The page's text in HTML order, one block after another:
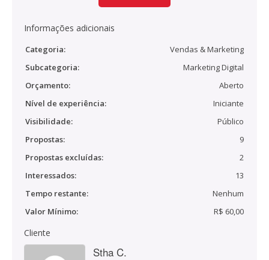
Informações adicionais
Categoria:
Vendas & Marketing
Subcategoria:
Marketing Digital
Orçamento:
Aberto
Nível de experiência:
Iniciante
Visibilidade:
Público
Propostas:
9
Propostas excluídas:
2
Interessados:
13
Tempo restante:
Nenhum
Valor Mínimo:
R$ 60,00
Cliente
Stha C.